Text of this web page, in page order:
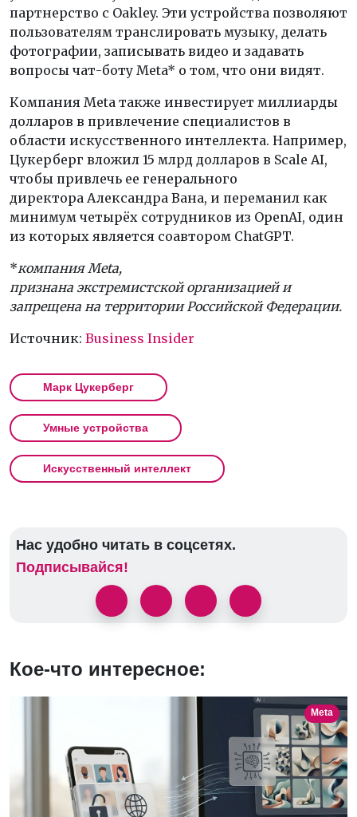
партнерство с Oakley. Эти устройства позволяют
пользователям транслировать музыку, делать
фотографии, записывать видео и задавать
вопросы чат-боту Meta* о том, что они видят.
Компания Meta также инвестирует миллиарды
долларов в привлечение специалистов в
области искусственного интеллекта. Например,
Цукерберг вложил 15 млрд долларов в Scale AI,
чтобы привлечь ее генерального
директора Александра Вана, и переманил как
минимум четырёх сотрудников из OpenAI, один
из которых является соавтором ChatGPT.
*компания Мeta,
признана экстремистской организацией и
запрещена на территории Российской Федерации.
Источник: Business Insider
Марк Цукерберг
Умные устройства
Искусственный интеллект
Нас удобно читать в соцсетях.
Подписывайся!
Кое-что интересное:
Meta